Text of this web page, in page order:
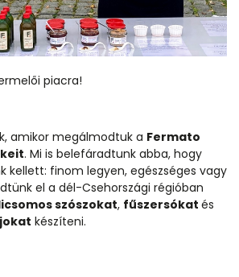
piacra!
amikor megálmodtuk a Fermato
. Mi is belefáradtunk abba, hogy
kellett: finom legyen, egészséges vagy
el a dél-Csehországi régióban
szószokat, fűszersókat és
készíteni.